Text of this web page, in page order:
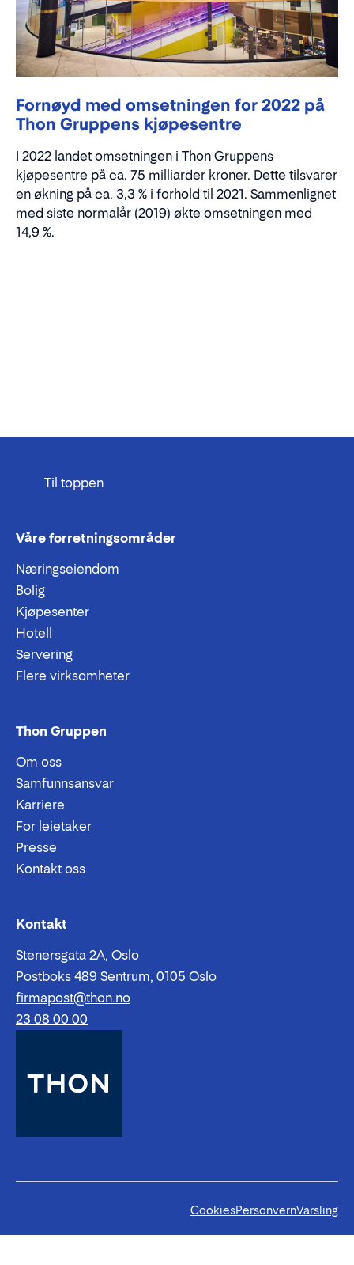
Fornøyd med omsetningen for 2022 på
Thon Gruppens kjøpesentre
I 2022 landet omsetningen i Thon Gruppens
kjøpesentre på ca. 75 milliarder kroner. Dette tilsvarer
en økning på ca. 3,3 % i forhold til 2021. Sammenlignet
med siste normalår (2019) økte omsetningen med
14,9 %.
Til toppen
Våre forretningsområder
Næringseiendom
Bolig
Kjøpesenter
Hotell
Servering
Flere virksomheter
Thon Gruppen
Om oss
Samfunnsansvar
Karriere
For leietaker
Presse
Kontakt oss
Kontakt
Stenersgata 2A, Oslo
Postboks 489 Sentrum, 0105 Oslo
Epost:
firmapost@thon.no
Telefon:
23 08 00 00
CookiesPersonvernVarsling